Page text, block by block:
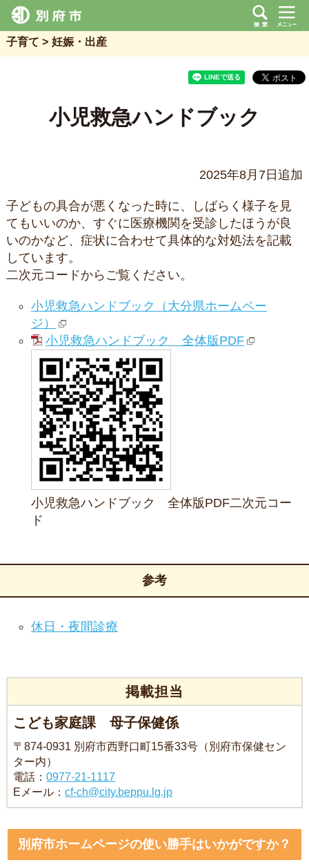
子育て 妊娠・出産
小児救急ハンドブック
2025年8月7日追加
子どもの具合が悪くなった時に、しばらく様子を見
てもいいのか、すぐに医療機関を受診したほうが良
いのかなど、症状に合わせて具体的な対処法を記載
しています。
二次元コードからご覧ください。
小児救急ハンドブック（大分県ホームペー
ジ）
小児救急ハンドブック 全体版PDF
小児救急ハンドブック 全体版PDF二次元コー
ド
参考
休日・夜間診療
掲載担当
こども家庭課 母子保健係
〒874-0931 別府市西野口町15番33号（別府市保健セン
ター内）
電話：0977-21-1117
Eメール：cf-ch@city.beppu.lg.jp
別府市ホームページの使い勝手はいかがですか？